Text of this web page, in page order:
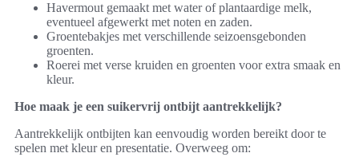
Havermout gemaakt met water of plantaardige melk,
eventueel afgewerkt met noten en zaden.
Groentebakjes met verschillende seizoensgebonden
groenten.
Roerei met verse kruiden en groenten voor extra smaak en
kleur.
Hoe maak je een suikervrij ontbijt aantrekkelijk?
Aantrekkelijk ontbijten kan eenvoudig worden bereikt door te
spelen met kleur en presentatie. Overweeg om: